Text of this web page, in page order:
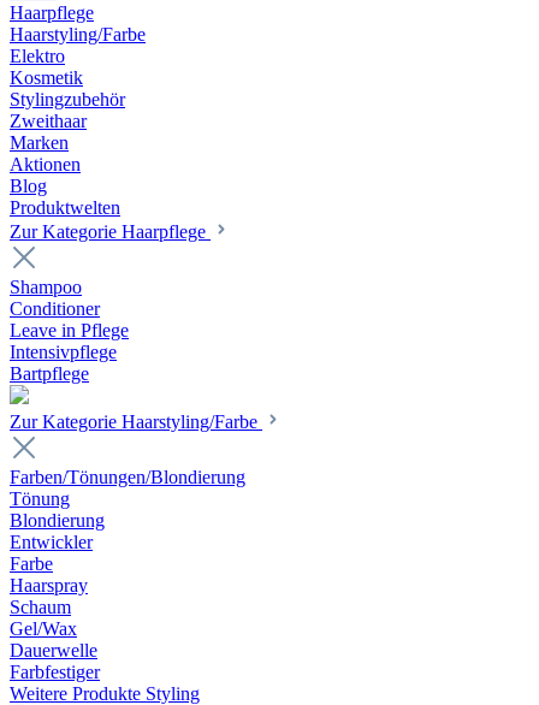
Haarpflege
Haarstyling/Farbe
Elektro
Kosmetik
Stylingzubehör
Zweithaar
Marken
Aktionen
Blog
Produktwelten
Zur Kategorie Haarpflege
Shampoo
Conditioner
Leave in Pflege
Intensivpflege
Bartpflege
Zur Kategorie Haarstyling/Farbe
Farben/Tönungen/Blondierung
Tönung
Blondierung
Entwickler
Farbe
Haarspray
Schaum
Gel/Wax
Dauerwelle
Farbfestiger
Weitere Produkte Styling